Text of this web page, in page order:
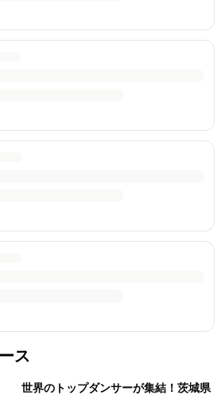
ス
世界のトップダンサーが集結！茨城県